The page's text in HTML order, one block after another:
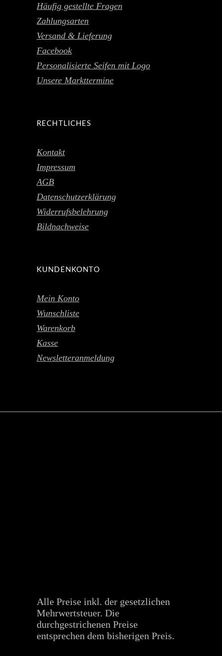
Häufig gestellte Fragen
Zahlungsarten
Versand & Lieferung
Facebook
Personalisierte Seifen mit Logo
Unsere Markttermine
RECHTLICHES
Kontakt
Impressum
AGB
Datenschutzerklärung
Widerrufsbelehrung
Bildnachweise
KUNDENKONTO
Mein Konto
Wunschliste
Warenkorb
Kasse
Newsletteranmeldung
Alle Preise inkl. der gesetzlichen
Mehrwertsteuer. Die
durchgestrichenen Preise
entsprechen dem bisherigen Preis.